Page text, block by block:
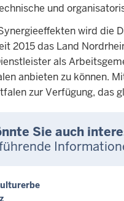
und
wird die
2015 das Land
als
anbieten zu können.
zur Verfügung, das
Sie auch